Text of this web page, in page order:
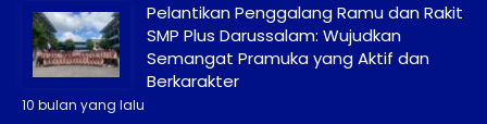
Pelantikan Penggalang Ramu dan Rakit
SMP Plus Darussalam: Wujudkan
Semangat Pramuka yang Aktif dan
Berkarakter
10 bulan yang lalu